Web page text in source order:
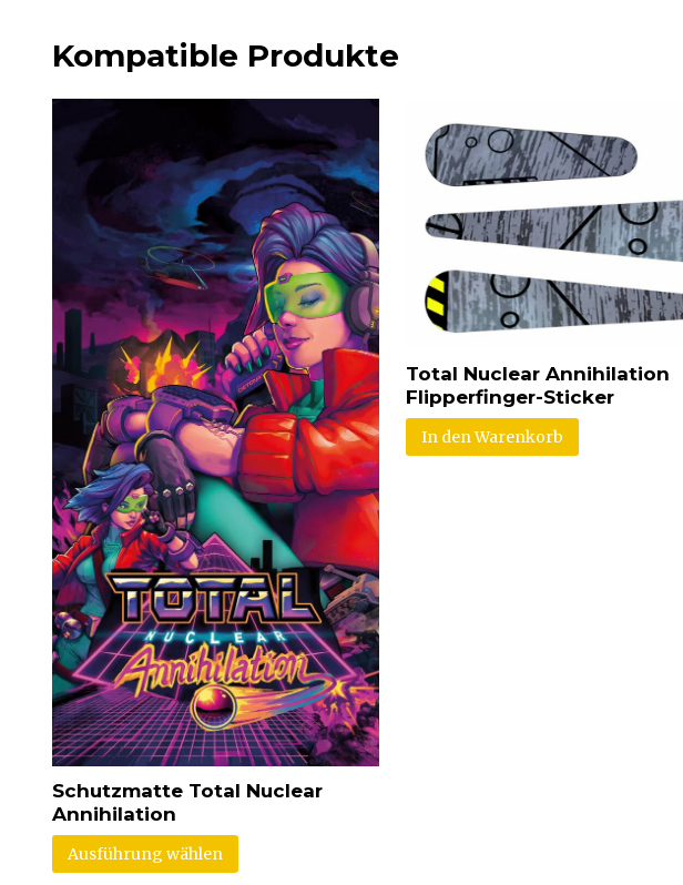
Kompatible Produkte
Schutzmatte Total Nuclear
Annihilation
Ausführung wählen
Total Nuclear Annihilation
Flipperfinger-Sticker
In den Warenkorb